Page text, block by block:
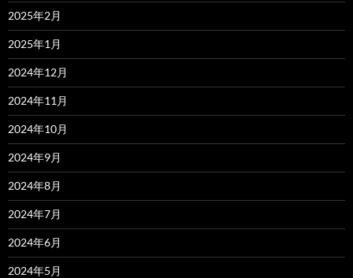
2025年2月
2025年1月
2024年12月
2024年11月
2024年10月
2024年9月
2024年8月
2024年7月
2024年6月
2024年5月